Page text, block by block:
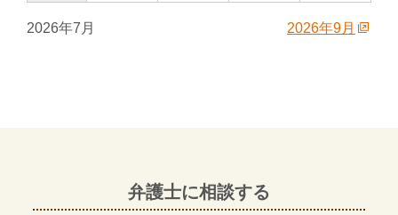
2026年7月 2026年9月
弁護士に相談する